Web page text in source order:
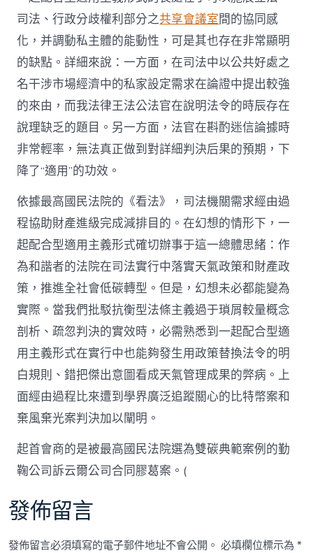
司法、行政分歧權利部分之共享會議室間的協同感
化，并調動私主體的能動性，可是其也存在非常顯明
的缺點。詳細來說：一方面，在司法中以公共好處之
名干涉市場經濟中的私家設定需求在論證中提出較強
的來由，而我法律王法公法官在說明法令的時辰存在
說理缺乏的題目。另一方面，法官在斟酌迷信論據時
非常輕率，無法真正做到對詳細判決后果的預期，下
降了“適用”的功效。
依據最高國民法院的《看法》，司法機關需求經由過
程協助財產進級完成減排目的。在幻想的情形下，一
起配合型適用主義形式確切辦事于這一總體思緒：作
為和諧者的法院在司法實行中落實天氣政策和財產政
策，推進全社會低碳轉型。但是，幻想未必都能變為
實際。當我們批駁抗衡型法條主義過于瑣屑較量概念
剖析、疏忽判決的實效時，必需熟悉到一起配合型適
用主義形式在實行中也能夠發生用政策替換法令的明
白規則、錯把傑出意圖看成天氣管理成果的弊病。上
面經由過程比來遭到學界廣泛追蹤關心的比特幣案和
棄風棄光案判決加以闡明。
起首會商的是被最高國民法院選為雙碳典範案例的勤
鞠公司訴云爾公司合同膠葛案。(
發佈留言
發佈留言必須填寫的電子郵件地址不會公開。 必填欄位標示為*